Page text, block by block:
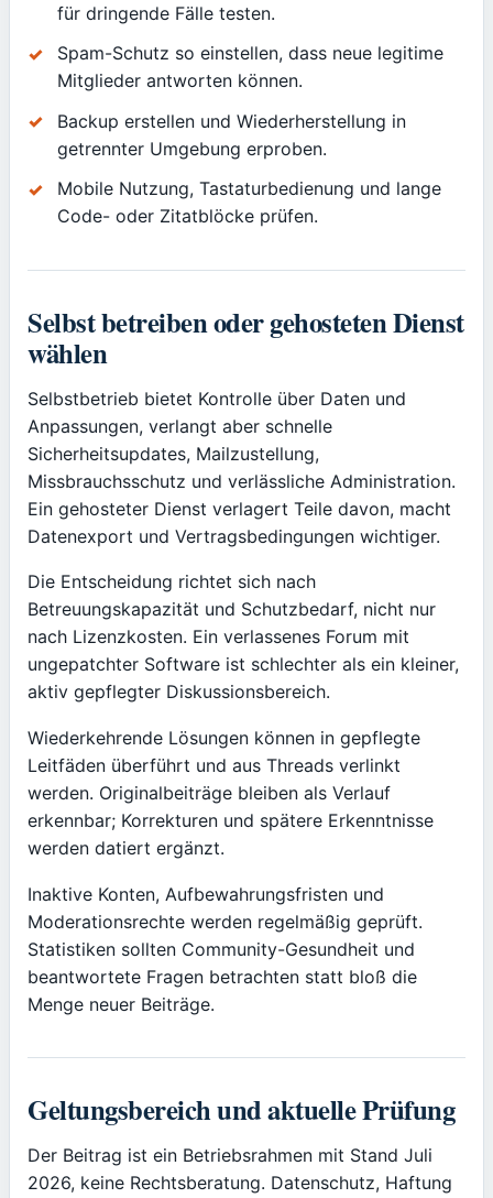
für dringende Fälle testen.
Spam-Schutz so einstellen, dass neue legitime
Mitglieder antworten können.
Backup erstellen und Wiederherstellung in
getrennter Umgebung erproben.
Mobile Nutzung, Tastaturbedienung und lange
Code- oder Zitatblöcke prüfen.
Selbst betreiben oder gehosteten Dienst
wählen
Selbstbetrieb bietet Kontrolle über Daten und
Anpassungen, verlangt aber schnelle
Sicherheitsupdates, Mailzustellung,
Missbrauchsschutz und verlässliche Administration.
Ein gehosteter Dienst verlagert Teile davon, macht
Datenexport und Vertragsbedingungen wichtiger.
Die Entscheidung richtet sich nach
Betreuungskapazität und Schutzbedarf, nicht nur
nach Lizenzkosten. Ein verlassenes Forum mit
ungepatchter Software ist schlechter als ein kleiner,
aktiv gepflegter Diskussionsbereich.
Wiederkehrende Lösungen können in gepflegte
Leitfäden überführt und aus Threads verlinkt
werden. Originalbeiträge bleiben als Verlauf
erkennbar; Korrekturen und spätere Erkenntnisse
werden datiert ergänzt.
Inaktive Konten, Aufbewahrungsfristen und
Moderationsrechte werden regelmäßig geprüft.
Statistiken sollten Community-Gesundheit und
beantwortete Fragen betrachten statt bloß die
Menge neuer Beiträge.
Geltungsbereich und aktuelle Prüfung
Der Beitrag ist ein Betriebsrahmen mit Stand Juli
2026, keine Rechtsberatung. Datenschutz, Haftung